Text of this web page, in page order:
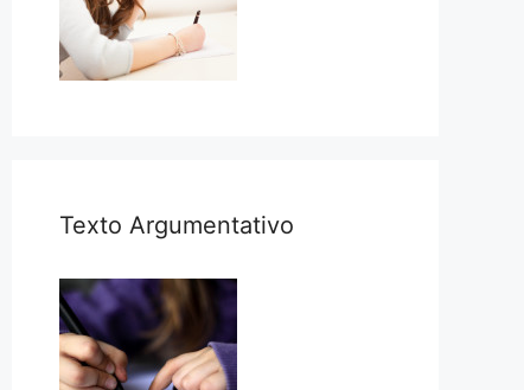
Texto Argumentativo